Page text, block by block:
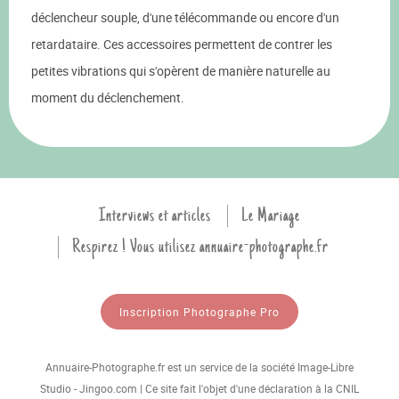
déclencheur souple, d'une télécommande ou encore d'un
retardataire. Ces accessoires permettent de contrer les
petites vibrations qui s'opèrent de manière naturelle au
moment du déclenchement.
Interviews et articles
Le Mariage
Respirez ! Vous utilisez annuaire-photographe.fr
Inscription Photographe Pro
Annuaire-Photographe.fr est un service de la société Image-Libre
Studio - Jingoo.com | Ce site fait l'objet d'une déclaration à la CNIL